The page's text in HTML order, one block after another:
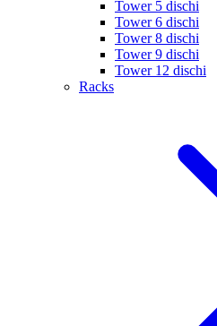
Tower 5 dischi
Tower 6 dischi
Tower 8 dischi
Tower 9 dischi
Tower 12 dischi
Racks